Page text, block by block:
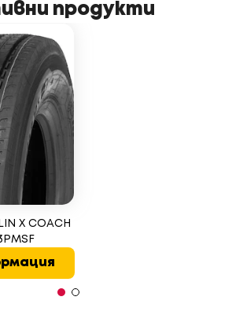
продукти
X COACH